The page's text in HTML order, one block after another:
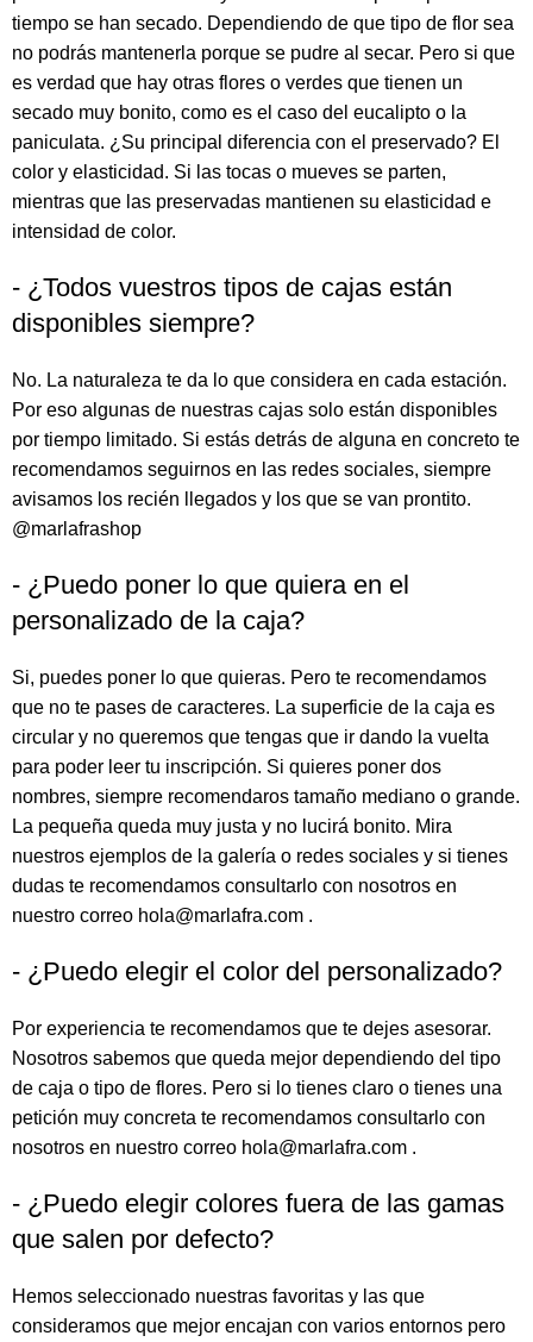
tiempo se han secado. Dependiendo de que tipo de flor sea
no podrás mantenerla porque se pudre al secar. Pero si que
es verdad que hay otras flores o verdes que tienen un
secado muy bonito, como es el caso del eucalipto o la
paniculata. ¿Su principal diferencia con el preservado? El
color y elasticidad. Si las tocas o mueves se parten,
mientras que las preservadas mantienen su elasticidad e
intensidad de color.
- ¿Todos vuestros tipos de cajas están
disponibles siempre?
No. La naturaleza te da lo que considera en cada estación.
Por eso algunas de nuestras cajas solo están disponibles
por tiempo limitado. Si estás detrás de alguna en concreto te
recomendamos seguirnos en las redes sociales, siempre
avisamos los recién llegados y los que se van prontito.
@marlafrashop
- ¿Puedo poner lo que quiera en el
personalizado de la caja?
Si, puedes poner lo que quieras. Pero te recomendamos
que no te pases de caracteres. La superficie de la caja es
circular y no queremos que tengas que ir dando la vuelta
para poder leer tu inscripción. Si quieres poner dos
nombres, siempre recomendaros tamaño mediano o grande.
La pequeña queda muy justa y no lucirá bonito. Mira
nuestros ejemplos de la galería o redes sociales y si tienes
dudas te recomendamos consultarlo con nosotros en
nuestro correo hola@marlafra.com .
- ¿Puedo elegir el color del personalizado?
Por experiencia te recomendamos que te dejes asesorar.
Nosotros sabemos que queda mejor dependiendo del tipo
de caja o tipo de flores. Pero si lo tienes claro o tienes una
petición muy concreta te recomendamos consultarlo con
nosotros en nuestro correo hola@marlafra.com .
- ¿Puedo elegir colores fuera de las gamas
que salen por defecto?
Hemos seleccionado nuestras favoritas y las que
consideramos que mejor encajan con varios entornos pero